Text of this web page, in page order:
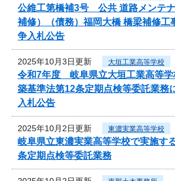
公維工第橋補3号 公共 道路メンテ
補修）（債務）福岡大橋 橋梁補修工
争入札公告
2025年10月3日更新 大垣工業高等学校
令和7年度 岐阜県立大垣工業高等学
築基準法第12条定期点検等委託業務
入札公告
2025年10月2日更新 東濃実業高等学校
岐阜県立東濃実業高等学校で実施す
条定期点検等委託業務